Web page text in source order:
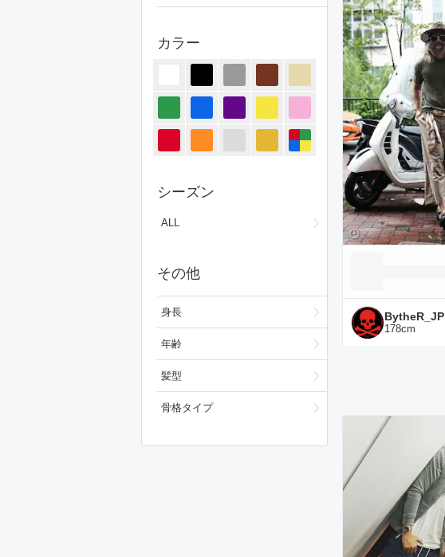
カラー
シーズン
ALL
その他
身長
年齢
髪型
骨格タイプ
BytheR_JP
178cm